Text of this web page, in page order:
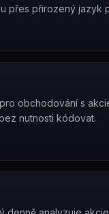
přes přirozený jazyk
obchodování s
nutnosti kódovat.